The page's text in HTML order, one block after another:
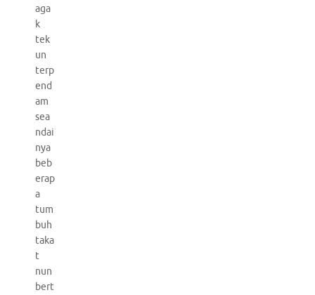
aga
k
tek
un
terp
end
am
sea
ndai
nya
beb
erap
a
tum
buh
taka
t
nun
bert